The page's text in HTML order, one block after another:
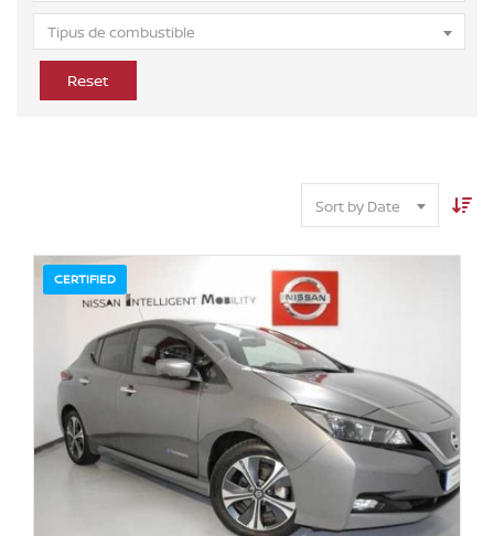
Tipus de combustible
Reset
Sort by Date
CERTIFIED